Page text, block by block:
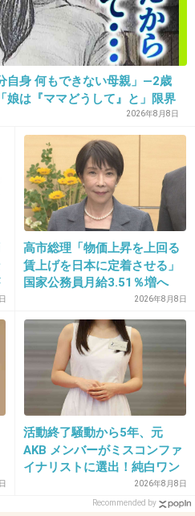
かね
+23 -0
ウザキャラばっかりで
まう。
+94 -7
いぞ！
+59
勘違い野郎なイメージあ
自身 何もできない母親」―2歳
娘は『ママどうして』と」限界
2026年8月8日
高市総理「物価上昇を上回る
賃上げを日本に定着させる」
国家公務員月給3.51％増へ
2026年8月8日
活動終了騒動から5年、元
AKB メンバーがミスコンファ
イナリストに選出！純白ワン
2026年8月8日
Recommended by